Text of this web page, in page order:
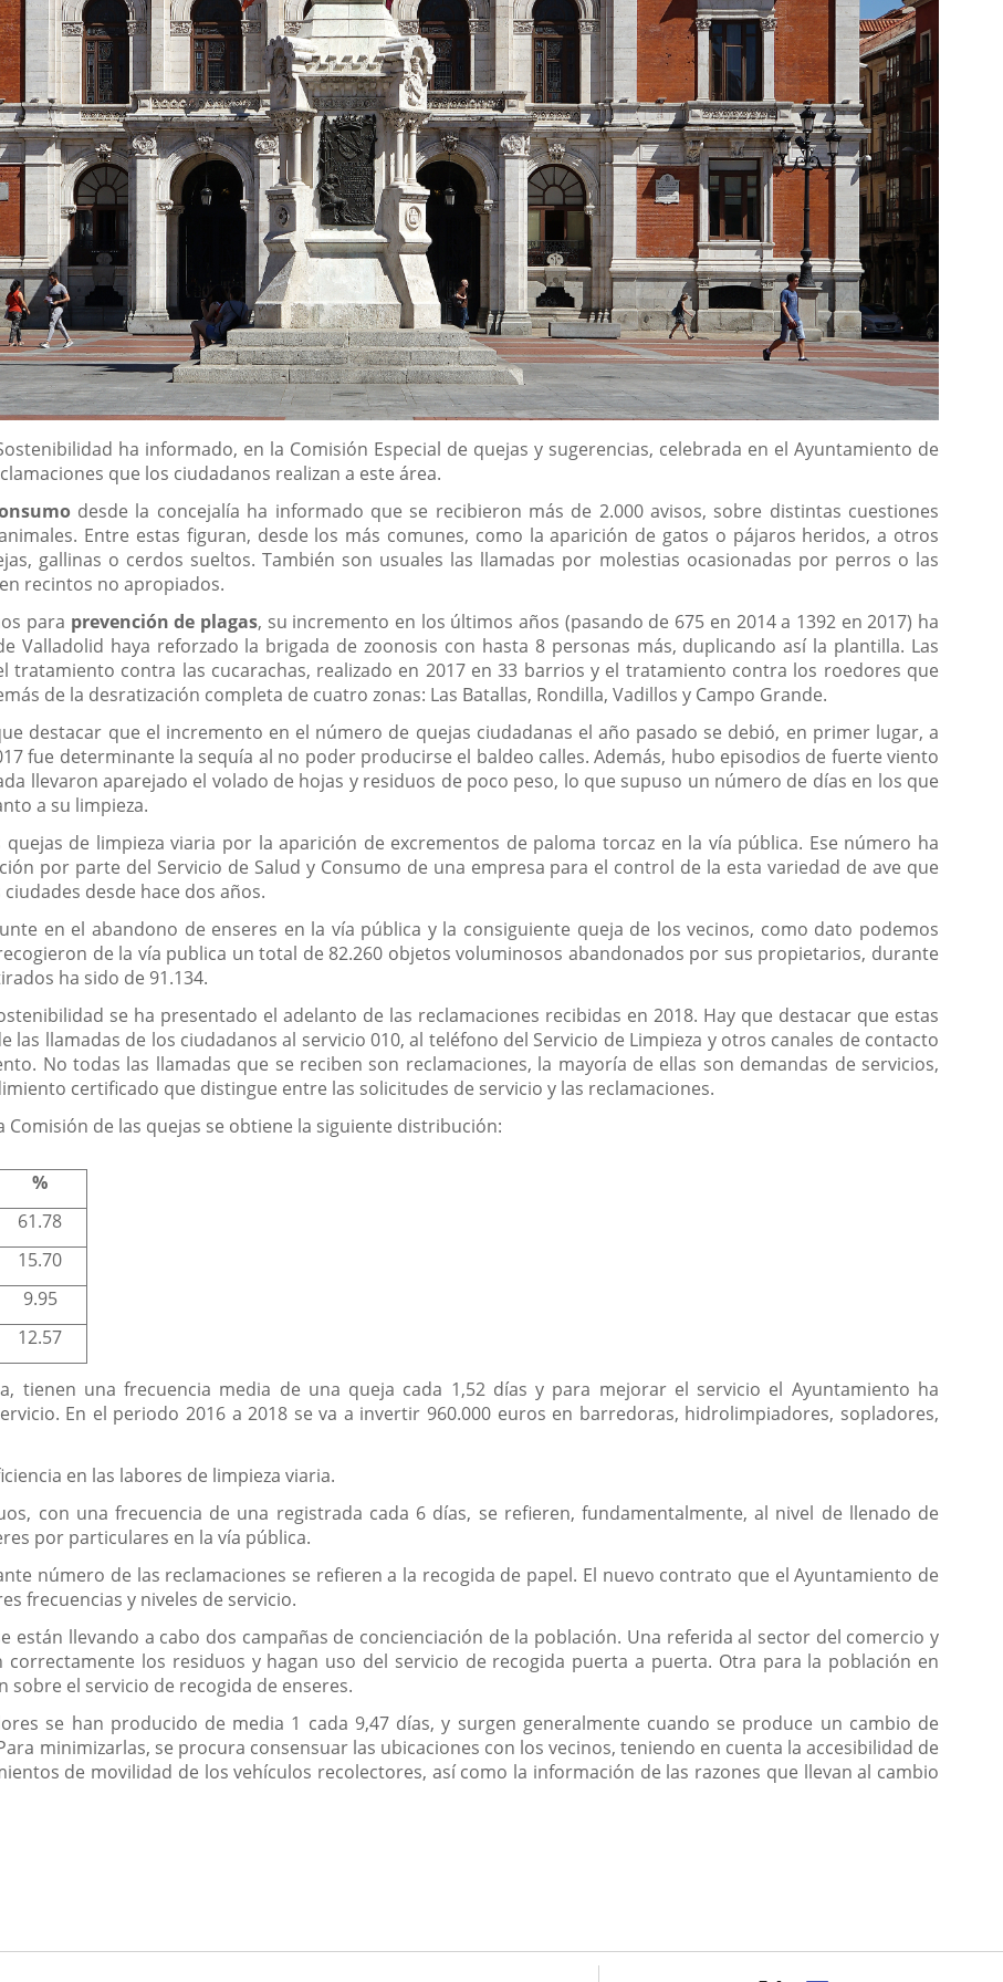
ha informado, en la Comisión Especial de quejas y sugerencias, celebrada en el Ayuntamiento de
que los ciudadanos realizan a este área.
desde la concejalía ha informado que se recibieron más de 2.000 avisos, sobre distintas cuestiones
Entre estas figuran, desde los más comunes, como la aparición de gatos o pájaros heridos, a otros
gallinas o cerdos sueltos. También son usuales las llamadas por molestias ocasionadas por perros o las
recintos no apropiados.
para prevención de plagas, su incremento en los últimos años (pasando de 675 en 2014 a 1392 en 2017) ha
Valladolid haya reforzado la brigada de zoonosis con hasta 8 personas más, duplicando así la plantilla. Las
tratamiento contra las cucarachas, realizado en 2017 en 33 barrios y el tratamiento contra los roedores que
de la desratización completa de cuatro zonas: Las Batallas, Rondilla, Vadillos y Campo Grande.
destacar que el incremento en el número de quejas ciudadanas el año pasado se debió, en primer lugar, a
fue determinante la sequía al no poder producirse el baldeo calles. Además, hubo episodios de fuerte viento
llevaron aparejado el volado de hojas y residuos de poco peso, lo que supuso un número de días en los que
a su limpieza.
de limpieza viaria por la aparición de excrementos de paloma torcaz en la vía pública. Ese número ha
por parte del Servicio de Salud y Consumo de una empresa para el control de la esta variedad de ave que
desde hace dos años.
en el abandono de enseres en la vía pública y la consiguiente queja de los vecinos, como dato podemos
de la vía publica un total de 82.260 objetos voluminosos abandonados por sus propietarios, durante
ha sido de 91.134.
se ha presentado el adelanto de las reclamaciones recibidas en 2018. Hay que destacar que estas
las llamadas de los ciudadanos al servicio 010, al teléfono del Servicio de Limpieza y otros canales de contacto
No todas las llamadas que se reciben son reclamaciones, la mayoría de ellas son demandas de servicios,
certificado que distingue entre las solicitudes de servicio y las reclamaciones.
de las quejas se obtiene la siguiente distribución:
%
61.78
15.70
9.95
12.57
tienen una frecuencia media de una queja cada 1,52 días y para mejorar el servicio el Ayuntamiento ha
En el periodo 2016 a 2018 se va a invertir 960.000 euros en barredoras, hidrolimpiadores, sopladores,
en las labores de limpieza viaria.
con una frecuencia de una registrada cada 6 días, se refieren, fundamentalmente, al nivel de llenado de
por particulares en la vía pública.
número de las reclamaciones se refieren a la recogida de papel. El nuevo contrato que el Ayuntamiento de
frecuencias y niveles de servicio.
están llevando a cabo dos campañas de concienciación de la población. Una referida al sector del comercio y
los residuos y hagan uso del servicio de recogida puerta a puerta. Otra para la población en
el servicio de recogida de enseres.
se han producido de media 1 cada 9,47 días, y surgen generalmente cuando se produce un cambio de
minimizarlas, se procura consensuar las ubicaciones con los vecinos, teniendo en cuenta la accesibilidad de
de movilidad de los vehículos recolectores, así como la información de las razones que llevan al cambio